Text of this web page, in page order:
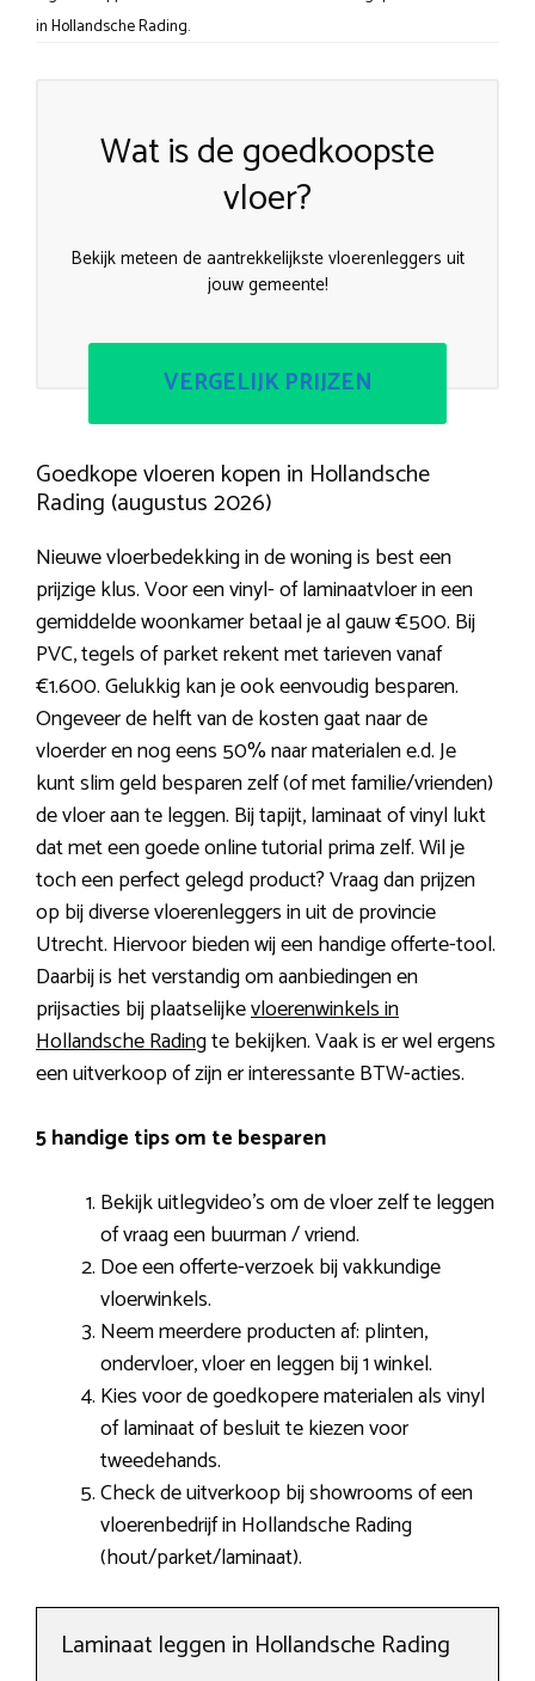
in Hollandsche Rading.
Wat is de goedkoopste
vloer?
Bekijk meteen de aantrekkelijkste vloerenleggers uit
jouw gemeente!
VERGELIJK PRIJZEN
Goedkope vloeren kopen in Hollandsche
Rading (augustus 2026)
Nieuwe vloerbedekking in de woning is best een
prijzige klus. Voor een vinyl- of laminaatvloer in een
gemiddelde woonkamer betaal je al gauw €500. Bij
PVC, tegels of parket rekent met tarieven vanaf
€1.600. Gelukkig kan je ook eenvoudig besparen.
Ongeveer de helft van de kosten gaat naar de
vloerder en nog eens 50% naar materialen e.d. Je
kunt slim geld besparen zelf (of met familie/vrienden)
de vloer aan te leggen. Bij tapijt, laminaat of vinyl lukt
dat met een goede online tutorial prima zelf. Wil je
toch een perfect gelegd product? Vraag dan prijzen
op bij diverse vloerenleggers in uit de provincie
Utrecht. Hiervoor bieden wij een handige offerte-tool.
Daarbij is het verstandig om aanbiedingen en
prijsacties bij plaatselijkevloerenwinkels in
Hollandsche Radingte bekijken. Vaak is er wel ergens
een uitverkoop of zijn er interessante BTW-acties.
5 handige tips om te besparen
Bekijk uitlegvideo’s om de vloer zelf te leggen
of vraag een buurman / vriend.
Doe een offerte-verzoek bij vakkundige
vloerwinkels.
Neem meerdere producten af: plinten,
ondervloer, vloer en leggen bij 1 winkel.
Kies voor de goedkopere materialen als vinyl
of laminaat of besluit te kiezen voor
tweedehands.
Check de uitverkoop bij showrooms of een
vloerenbedrijf in Hollandsche Rading
(hout/parket/laminaat).
Laminaat leggen in Hollandsche Rading